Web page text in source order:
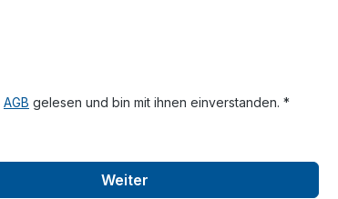
AGB gelesen und bin mit ihnen einverstanden. *
Weiter